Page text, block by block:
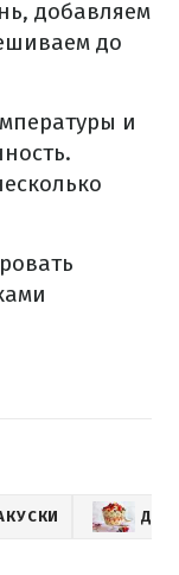
добавляем
до
и